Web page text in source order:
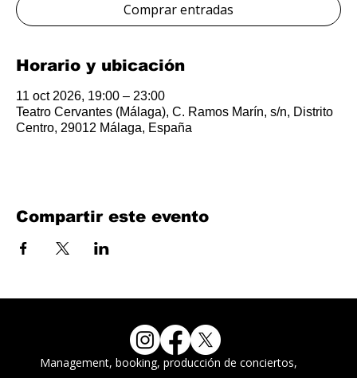
Comprar entradas
Horario y ubicación
11 oct 2026, 19:00 – 23:00
Teatro Cervantes (Málaga), C. Ramos Marín, s/n, Distrito
Centro, 29012 Málaga, España
Compartir este evento
Management, booking, producción de conciertos,